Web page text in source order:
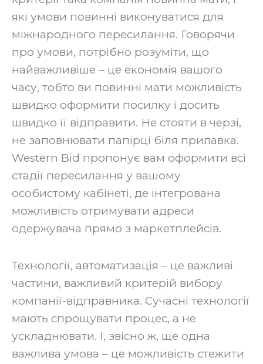
які умови повинні виконуватися для
міжнародного пересилання. Говорячи
про умови, потрібно розуміти, що
найважливіше – це економія вашого
часу, тобто ви повинні мати можливість
швидко оформити посилку і досить
швидко її відправити. Не стояти в черзі,
не заповнювати папірці біля прилавка.
Western Bid пропонує вам оформити всі
стадії пересилання у вашому
особистому кабінеті, де інтегрована
можливість отримувати адреси
одержувача прямо з маркетплейсів.
‍Технології, автоматизація – це важливі
частини, важливий критерій вибору
компанії-відправника. Сучасні технології
мають спрощувати процес, а не
ускладнювати. І, звісно ж, ще одна
важлива умова – це можливість стежити